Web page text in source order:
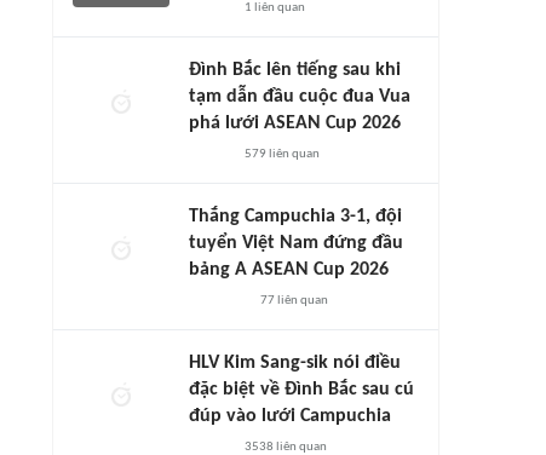
1 liên quan
Đình Bắc lên tiếng sau khi
tạm dẫn đầu cuộc đua Vua
phá lưới ASEAN Cup 2026
579 liên quan
Thắng Campuchia 3-1, đội
tuyển Việt Nam đứng đầu
bảng A ASEAN Cup 2026
77liên quan
HLV Kim Sang-sik nói điều
đặc biệt về Đình Bắc sau cú
đúp vào lưới Campuchia
3538 liên quan